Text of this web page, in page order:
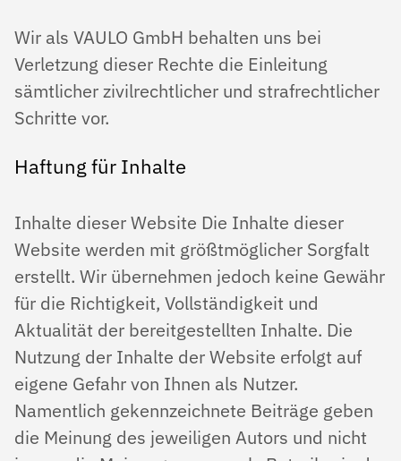
Wir als VAULO GmbH behalten uns bei
Verletzung dieser Rechte die Einleitung
sämtlicher zivilrechtlicher und strafrechtlicher
Schritte vor.
Haftung für Inhalte
Inhalte dieser Website Die Inhalte dieser
Website werden mit größtmöglicher Sorgfalt
erstellt. Wir übernehmen jedoch keine Gewähr
für die Richtigkeit, Vollständigkeit und
Aktualität der bereitgestellten Inhalte. Die
Nutzung der Inhalte der Website erfolgt auf
eigene Gefahr von Ihnen als Nutzer.
Namentlich gekennzeichnete Beiträge geben
die Meinung des jeweiligen Autors und nicht